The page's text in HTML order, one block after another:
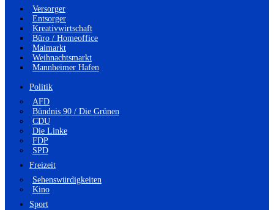
Versorger
Entsorger
Kreativwirtschaft
Büro / Homeoffice
Maimarkt
Weihnachtsmarkt
Mannheimer Hafen
Politik
AFD
Bündnis 90 / Die Grünen
CDU
Die Linke
FDP
SPD
Freizeit
Sehenswürdigkeiten
Kino
Sport